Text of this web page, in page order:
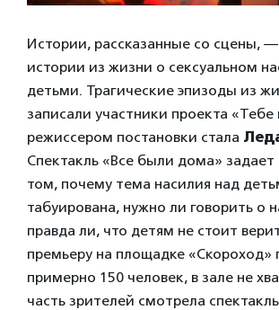
Истории, рассказанные со сцены,
истории из жизни о сексуальном
детьми. Трагические эпизоды из
записали участники проекта «Тебе
режиссером постановки стала
Спектакль «Все были дома»
том, почему тема насилия над
табуирована, нужно ли говорить о
правда ли, что детям не стоит
премьеру на площадке «Скороход»
примерно 150 человек, в зале не
часть зрителей смотрела